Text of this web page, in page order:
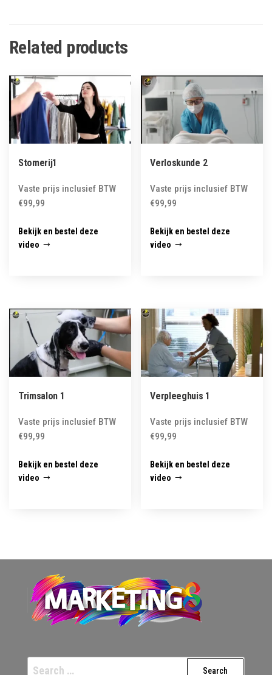
Related products
Stomerij1
Vaste prijs inclusief BTW
€99,99
Bekijk en bestel deze
video
Verloskunde 2
Vaste prijs inclusief BTW
€99,99
Bekijk en bestel deze
video
Trimsalon 1
Vaste prijs inclusief BTW
€99,99
Bekijk en bestel deze
video
Verpleeghuis 1
Vaste prijs inclusief BTW
€99,99
Bekijk en bestel deze
video
Search